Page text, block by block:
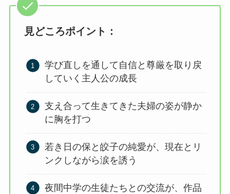
見どころポイント：
学び直しを通して自信と尊厳を取り戻
していく主人公の成長
支え合って生きてきた夫婦の姿が静か
に胸を打つ
若き日の保と皎子の純愛が、現在とリ
ンクしながら涙を誘う
夜間中学の生徒たちとの交流が、作品